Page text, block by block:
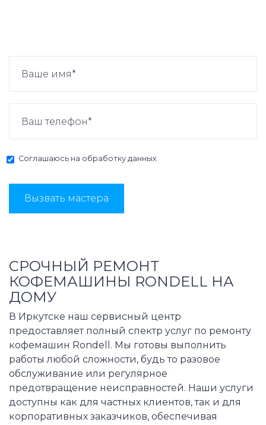
Соглашаюсь на обработку данных
Вызвать мастера
СРОЧНЫЙ РЕМОНТ
КОФЕМАШИНЫ RONDELL НА
ДОМУ
В Иркутске наш сервисный центр
предоставляет полный спектр услуг по ремонту
кофемашин Rondell. Мы готовы выполнить
работы любой сложности, будь то разовое
обслуживание или регулярное
предотвращение неисправностей. Наши услуги
доступны как для частных клиентов, так и для
корпоративных заказчиков, обеспечивая